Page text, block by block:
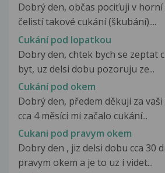
Dobrý den, občas pociťuji v
čelistí takové cukání (škubání)....
Cukání pod lopatkou
Dobry den, chtek bych se zeptat
byt, uz delsi dobu pozoruju ze...
Cukání pod okem
Dobrý den, předem děkuji za
cca 4 měsíci mi začalo cukání...
Cukani pod pravym okem
Dobry den , jiz delsi dobu cca 30
pravym okem a je to uz i videt...